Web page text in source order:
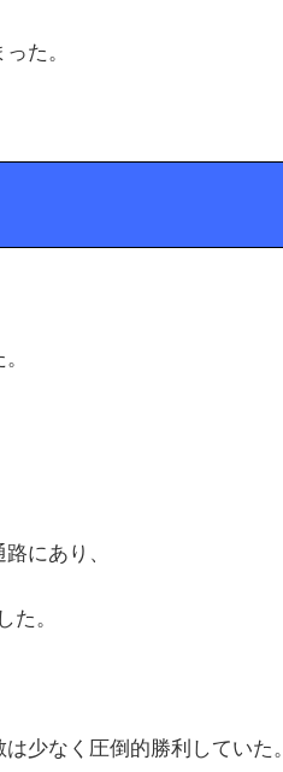
た。
にあり、
。
少なく圧倒的勝利していた。